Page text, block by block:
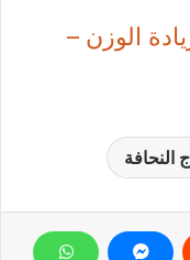
الوزن –
النحافة